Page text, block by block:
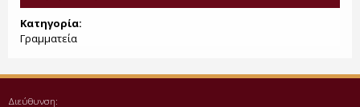
Κατηγορία:
Γραμματεία
Διεύθυνση: